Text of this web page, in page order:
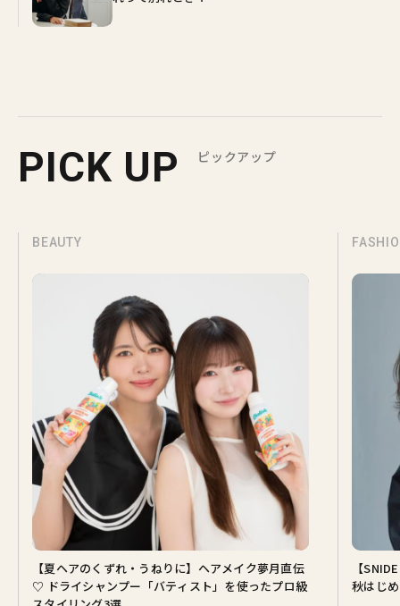
PICK UP ピックアップ
BEAUTY
【夏ヘアのくずれ・うねりに】ヘアメイク夢月直伝
♡ ドライシャンプー「バティスト」を使ったプロ級
【
秋はじ